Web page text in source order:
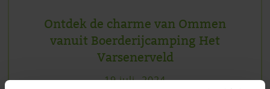
Ontdek de charme van Ommen
vanuit Boerderijcamping Het
Varsenerveld
19 juli, 2024